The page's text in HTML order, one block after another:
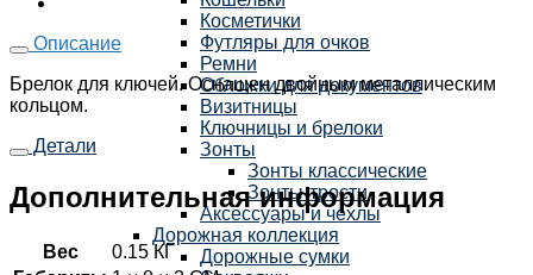
Косметички
Футляры для очков
Ремни
Обложки для документов
Визитницы
Ключницы и брелоки
Зонты
Зонты классические
Зонты-трости
Аксессуары и чехлы
Дорожная коллекция
Дорожные сумки
Описание
Брелок для ключей. Оснащен двойным металлическим
кольцом.
Детали
Дополнительная информация
Вес
0.15 КГ